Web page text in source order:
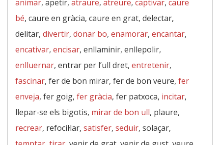
animar, apetir, atraure, atreure, captivar, caure
bé, caure en gràcia, caure en grat, delectar,
delitar, divertir, donar bo, enamorar, encantar,
encativar, encisar, enllaminir, enllepolir,
enlluernar, entrar per l’ull dret, entretenir,
fascinar, fer de bon mirar, fer de bon veure, fer
enveja, fer goig, fer gràcia, fer patxoca, incitar,
llepar-se els bigotis, mirar de bon ull, plaure,
recrear, refocil·lar, satisfer, seduir, solaçar,